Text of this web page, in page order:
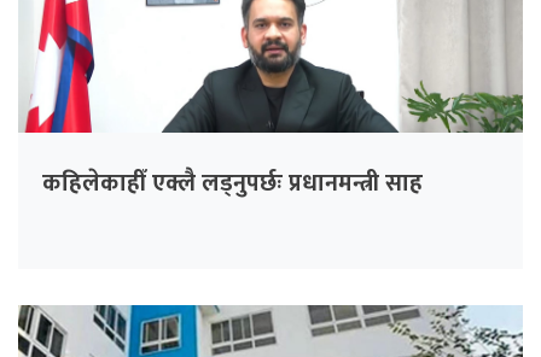
कहिलेकाहीँ एक्लै लड्नुपर्छः प्रधानमन्त्री साह